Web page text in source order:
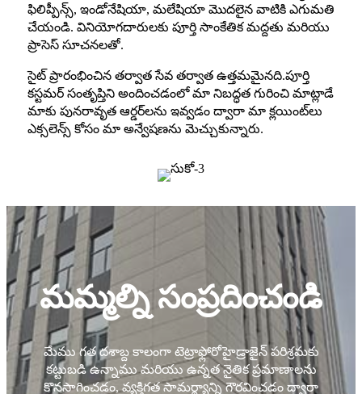
ఫిలిప్పీన్స్, ఇండోనేషియా, మలేషియా మొదలైన వాటికి ఎగుమతి
చేయండి. వినియోగదారులకు పూర్తి సాంకేతిక మద్దతు మరియు
ప్రాసెస్ సూచనలతో.
సైట్ ప్రారంభించిన తర్వాత సేవ తర్వాత ఉత్తమమైనది.పూర్తి
కస్టమర్ సంతృప్తిని అందించడంలో మా నిబద్ధత గురించి మాట్లాడే
మాకు పునరావృత ఆర్డర్‌లను ఇవ్వడం ద్వారా మా క్లయింట్‌లు
ఎక్సలెన్స్ కోసం మా అన్వేషణను మెచ్చుకున్నారు.
మమ్మల్ని సంప్రదించండి
మేము గత దశాబ్ద కాలంగా టెట్రాఫ్లోరోహైడ్రాజైన్ పరిశ్రమకు
కట్టుబడి ఉన్నాము మరియు ఉన్నత నైతిక ప్రమాణాలను
కొనసాగించడం, వ్యక్తిగత సామర్థ్యాన్ని గౌరవించడం ద్వారా